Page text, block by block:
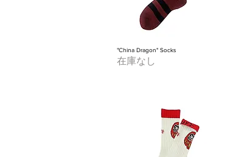
"China Dragon" Socks
在庫なし